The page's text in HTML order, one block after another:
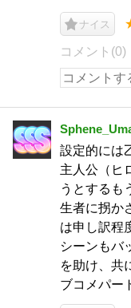
ナイス
コメント(0)
設定的には
主人公（ヒ
うとするも
生者に拐か
は申し訳程
シーンもバ
を助け、共
ブコメパー